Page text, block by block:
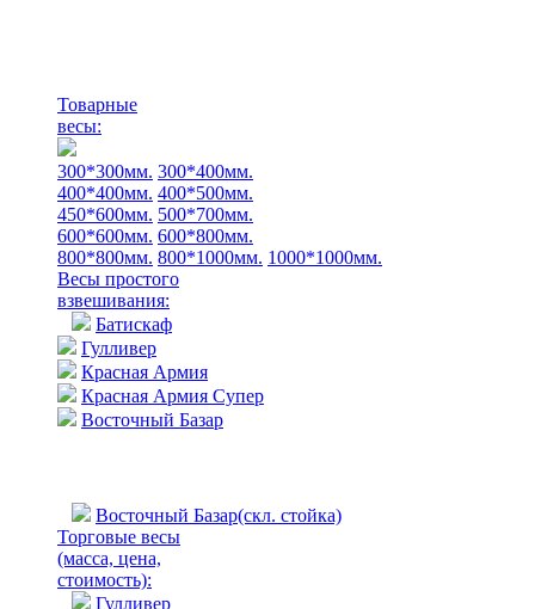
Товарные
весы:
300*300мм. 300*400мм.
400*400мм. 400*500мм.
450*600мм. 500*700мм.
600*600мм. 600*800мм.
800*800мм. 800*1000мм. 1000*1000мм.
Весы простого
взвешивания:
Батискаф
Гулливер
Красная Армия
Красная Армия Супер
Восточный Базар
Восточный Базар(скл. стойка)
Торговые весы
(масса, цена,
стоимость):
Гулливер